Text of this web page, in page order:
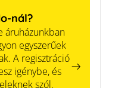
nál?
áruházunkban
egyszerűek
A regisztráció
igénybe, és
szól.
árak